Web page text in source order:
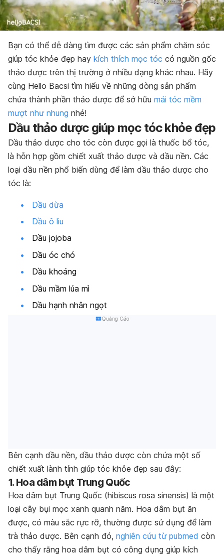
Bạn có thể dễ dàng tìm được các sản phẩm chăm sóc
giúp tóc khỏe đẹp hay kích thích mọc tóc có nguồn gốc
thảo dược trên thị trường ở nhiều dạng khác nhau. Hãy
cùng Hello Bacsi tìm hiểu về những dòng sản phẩm
chứa thành phần thảo dược để sở hữu mái tóc mềm
mượt như nhung nhé!
Dầu thảo dược giúp mọc tóc khỏe đẹp
Dầu thảo dược cho tóc còn được gọi là thuốc bổ tóc,
là hỗn hợp gồm chiết xuất thảo dược và dầu nền. Các
loại dầu nền phổ biến dùng để làm dầu thảo dược cho
tóc là:
Dầu dừa
Dầu ô liu
Dầu jojoba
Dầu óc chó
Dầu khoáng
Dầu mầm lúa mì
Dầu hạnh nhân ngọt
Quảng Cáo
Bên cạnh dầu nền, dầu thảo dược còn chứa một số
chiết xuất lành tính giúp tóc khỏe đẹp sau đây:
1. Hoa dâm bụt Trung Quốc
Hoa dâm bụt Trung Quốc (hibiscus rosa sinensis) là một
loại cây bụi mọc xanh quanh năm. Hoa dâm bụt ăn
được, có màu sắc rực rỡ, thường được sử dụng để làm
trà thảo dược. Bên cạnh đó, nghiên cứu từ pubmed còn
cho thấy rằng hoa dâm bụt có công dụng giúp kích